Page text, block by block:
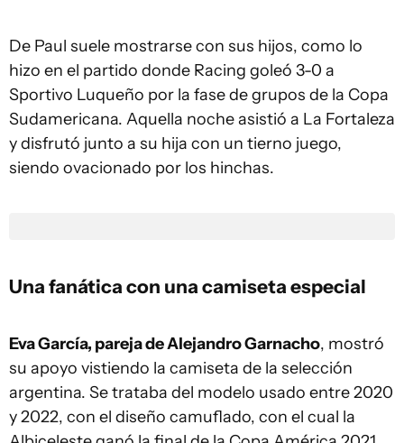
De Paul suele mostrarse con sus hijos, como lo
hizo en el partido donde Racing goleó 3-0 a
Sportivo Luqueño por la fase de grupos de la Copa
Sudamericana. Aquella noche asistió a La Fortaleza
y disfrutó junto a su hija con un tierno juego,
siendo ovacionado por los hinchas.
Una fanática con una camiseta especial
Eva García, pareja de Alejandro Garnacho, mostró
su apoyo vistiendo la camiseta de la selección
argentina. Se trataba del modelo usado entre 2020
y 2022, con el diseño camuflado, con el cual la